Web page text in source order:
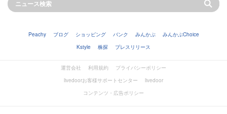
Peachy ブログ ショッピング バンク みんかぶ
みんかぶChoice
Kstyle
株探 プレスリリース
運営会社 利用規約
プライバシーポリシー
livedoorお客様サポートセンター
livedoor
コンテンツ・広告ポリシー